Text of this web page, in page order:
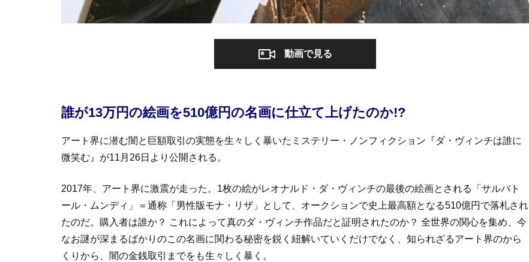
動画で見る
誰が13万円の絵画を510億円の名画に仕立て上げたのか!?
アート界に潜む闇と巨額取引の実態を生々しく暴いたミステリー・ノンフィクション『ダ・ヴィンチは誰に
微笑む』が11月26日より公開される。
2017年、アート界に激震が走った。1枚の絵がレオナルド・ダ・ヴィンチの最後の絵画とされる「サルバト
ール・ムンディ」＝通称「男性版モナ・リザ」として、オークションで史上最高額となる510億円で落札され
たのだ。購入者は誰か？ これによって真のダ・ヴィンチ作品だと証明されたのか？ 全世界の関心を集め、今
なお謎が深まるばかりのこの名画に関わる秘密を鋭く紐解いていくだけでなく、知られざるアート界のから
くりから、闇の金銭取引までをも生々しく暴く。